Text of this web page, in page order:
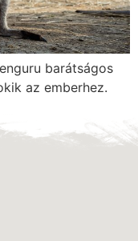
barátságos
az emberhez.